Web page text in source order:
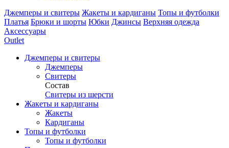
Джемперы и свитеры Жакеты и кардиганы Топы и футболки
Платья Брюки и шорты Юбки Джинсы Верхняя одежда
Аксессуары
Outlet
Джемперы и свитеры
Джемперы
Свитеры
Состав
Свитеры из шерсти
Жакеты и кардиганы
Жакеты
Кардиганы
Топы и футболки
Топы и футболки